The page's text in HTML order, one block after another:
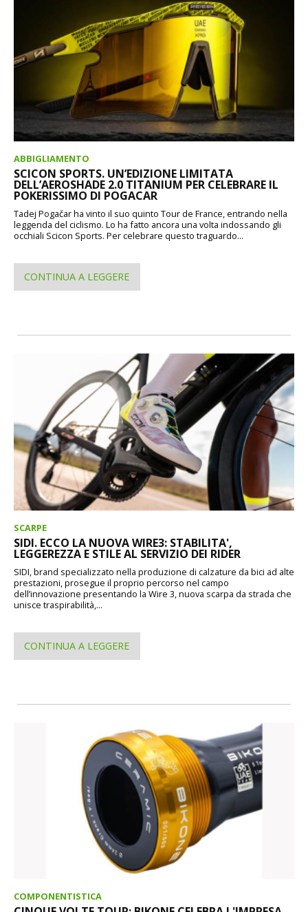
ABBIGLIAMENTO
SCICON SPORTS. UN’EDIZIONE LIMITATA
DELL’AEROSHADE 2.0 TITANIUM PER CELEBRARE IL
POKERISSIMO DI POGACAR
Tadej Pogačar ha vinto il suo quinto Tour de France, entrando nella
leggenda del ciclismo. Lo ha fatto ancora una volta indossando gli
occhiali Scicon Sports. Per celebrare questo traguardo...
CONTINUA A LEGGERE
SCARPE
SIDI. ECCO LA NUOVA WIRE3: STABILITA',
LEGGEREZZA E STILE AL SERVIZIO DEI RIDER
SIDI, brand specializzato nella produzione di calzature da bici ad alte
prestazioni, prosegue il proprio percorso nel campo
dell’innovazione presentando la Wire 3, nuova scarpa da strada che
unisce traspirabilità,...
CONTINUA A LEGGERE
COMPONENTISTICA